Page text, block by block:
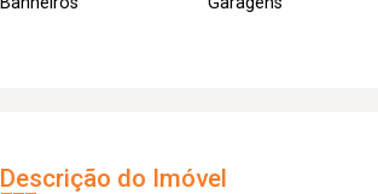
Descrição do Imóvel